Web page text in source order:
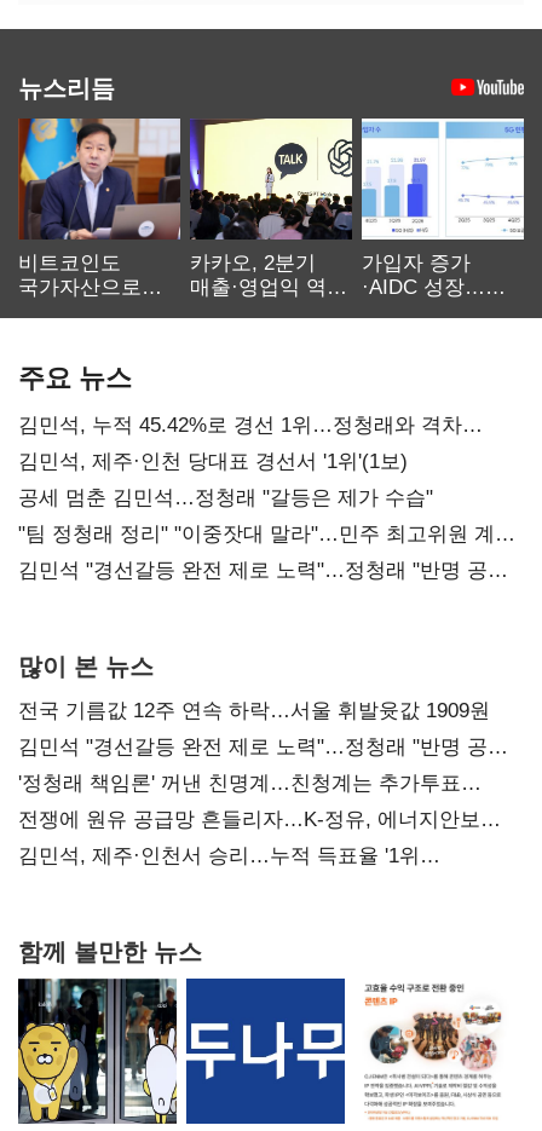
뉴스리듬
비트코인도
국가자산으로…'
카카오, 2분기
매출·영업익 역대
가입자 증가
·AIDC 성장…
주요 뉴스
김민석, 누적 45.42%로 경선 1위…정청래와 격차
0.86%p(2보)
김민석, 제주·인천 당대표 경선서 '1위'(1보)
공세 멈춘 김민석…정청래 "갈등은 제가 수습"
"팀 정청래 정리" "이중잣대 말라"…민주 최고위원 계파
다툼 격화
김민석 "경선갈등 완전 제로 노력"…정청래 "반명 공세
많이 본 뉴스
전국 기름값 12주 연속 하락…서울 휘발윳값 1909원
김민석 "경선갈등 완전 제로 노력"…정청래 "반명 공세
사과부터"
'정청래 책임론' 꺼낸 친명계…친청계는 추가투표
때리기
전쟁에 원유 공급망 흔들리자…K-정유, 에너지안보
핵심으로 재부상
김민석, 제주·인천서 승리…누적 득표율 '1위
함께 볼만한 뉴스